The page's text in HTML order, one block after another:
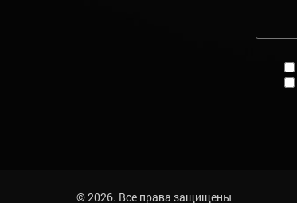
© 2026. Все права защищены